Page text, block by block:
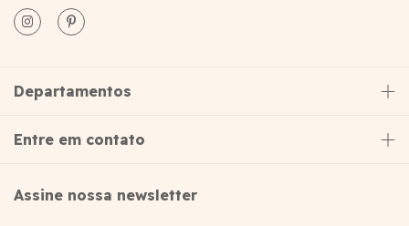
Departamentos
Entre em contato
Assine nossa newsletter